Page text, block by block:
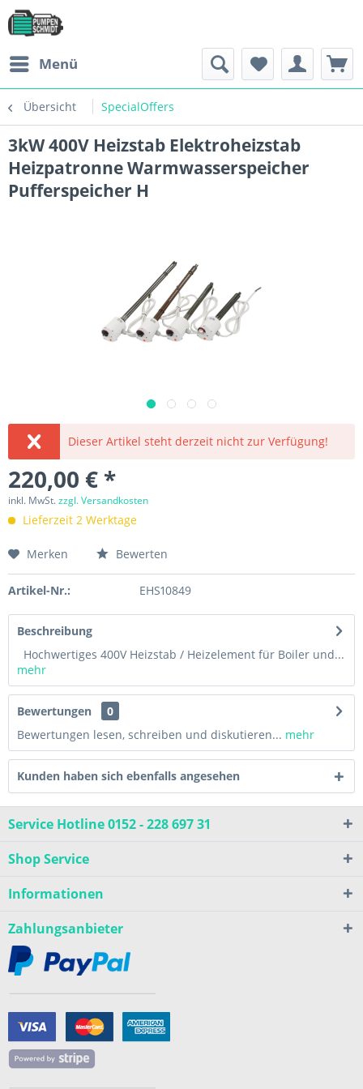
Menü
Übersicht SpecialOffers
3kW 400V Heizstab Elektroheizstab
Heizpatronne Warmwasserspeicher
Pufferspeicher H
Dieser Artikel steht derzeit nicht zur Verfügung!
220,00 € *
inkl. MwSt.zzgl. Versandkosten
Lieferzeit 2 Werktage
Merken Bewerten
Artikel-Nr.: EHS10849
Beschreibung
Hochwertiges 400V Heizstab / Heizelement für Boiler und...
mehr
Bewertungen
0
Bewertungen lesen, schreiben und diskutieren... mehr
Kunden haben sich ebenfalls angesehen
Service Hotline 0152 - 228 697 31
Shop Service
Informationen
Zahlungsanbieter